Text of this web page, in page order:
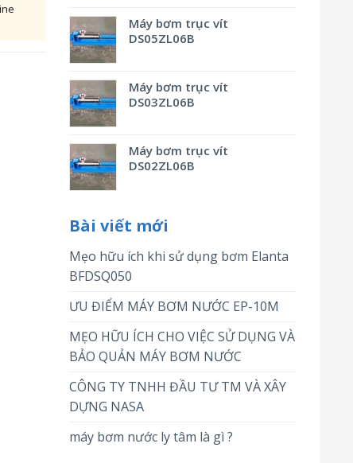
Máy bơm trục vít
DS05ZL06B
Máy bơm trục vít
DS03ZL06B
Máy bơm trục vít
DS02ZL06B
Bài viết mới
Mẹo hữu ích khi sử dụng bơm Elanta
BFDSQ050
ƯU ĐIỂM MÁY BƠM NƯỚC EP-10M
MẸO HỮU ÍCH CHO VIỆC SỬ DỤNG VÀ
BẢO QUẢN MÁY BƠM NƯỚC
CÔNG TY TNHH ĐẦU TƯ TM VÀ XÂY
DỰNG NASA
máy bơm nước ly tâm là gì ?